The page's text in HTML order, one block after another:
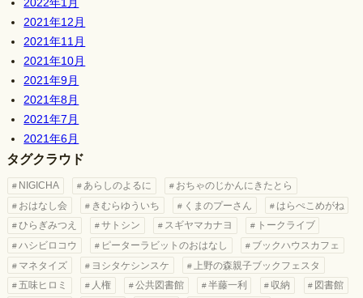
2021年12月
2021年11月
2021年10月
2021年9月
2021年8月
2021年7月
2021年6月
タグクラウド
NIGICHA あらしのよるに
おちゃのじかんにきたとら
おはなし会
きむらゆういち くまのプーさん
はらぺこめがね
ひらぎみつえ
サトシン スギヤマカナヨ
トークライブ
ハシビロコウ
ピーターラビットのおはなし
ブックハウスカフェ
マネタイズ
ヨシタケシンスケ
上野の森親子ブックフェスタ
五味ヒロミ
人権 公共図書館 半藤一利 収納
図書館